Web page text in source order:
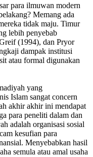
para ilmuwan modern
Memang ada
tidak maju. Timur
lebih penyebab
(1994), dan Pryor
dampak institusi
atau formal digunakan
yang
Islam sangat concern
akhir akhir ini mendapat
para peneliti dalam dan
adalah organisasi sosial
kesufian para
Menyebabkan hasil
semula atau amal usaha